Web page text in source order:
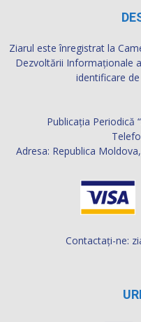
Ziarul este înregistrat la
Dezvoltării Informaţionale
identificare
Publicația Periodică
Adresa: Republica
Contactați-ne: